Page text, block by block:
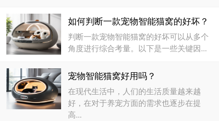
如何判断一款宠物智能猫窝的好坏？
判断一款宠物智能猫窝的好坏可以从多个
角度进行综合考量。以下是一些关键因...
宠物智能猫窝好用吗？
在现代生活中，人们的生活质量越来越
好，在对于养宠方面的需求也逐步在提
高...